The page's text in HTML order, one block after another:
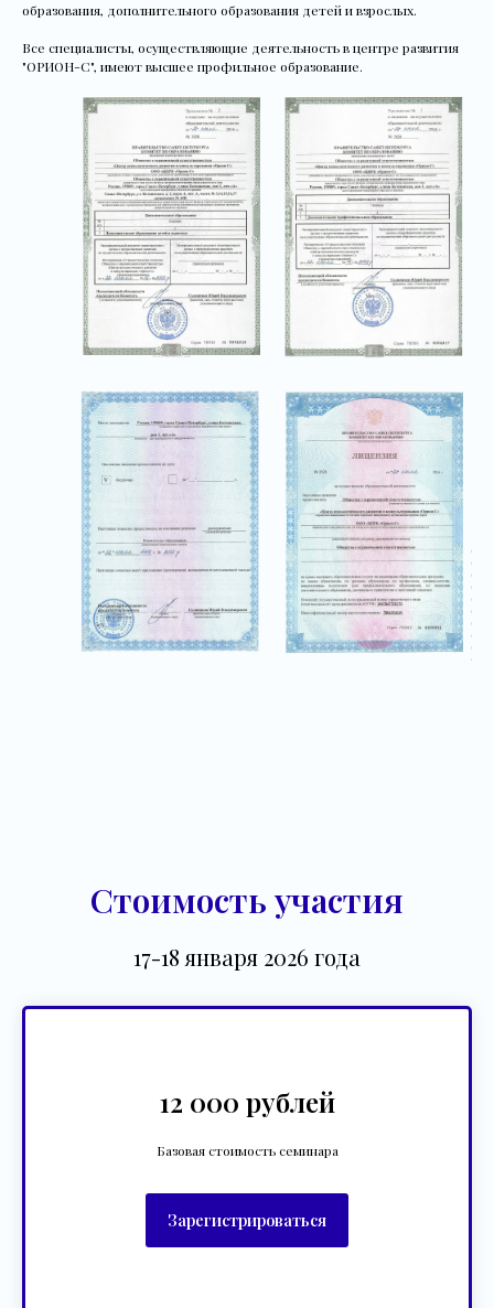
образования, дополнительного образования детей и взрослых.
Все специалисты, осуществляющие деятельность в центре развития
"ОРИОН-C", имеют высшее профильное образование.
Стоимость участия
17-18 января 2026 года
12 000 рублей
Базовая стоимость семинара
Зарегистрироваться